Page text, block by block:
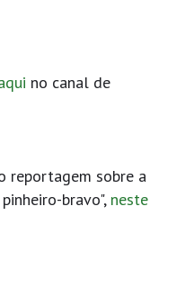
no canal de
reportagem sobre a
bravo", neste